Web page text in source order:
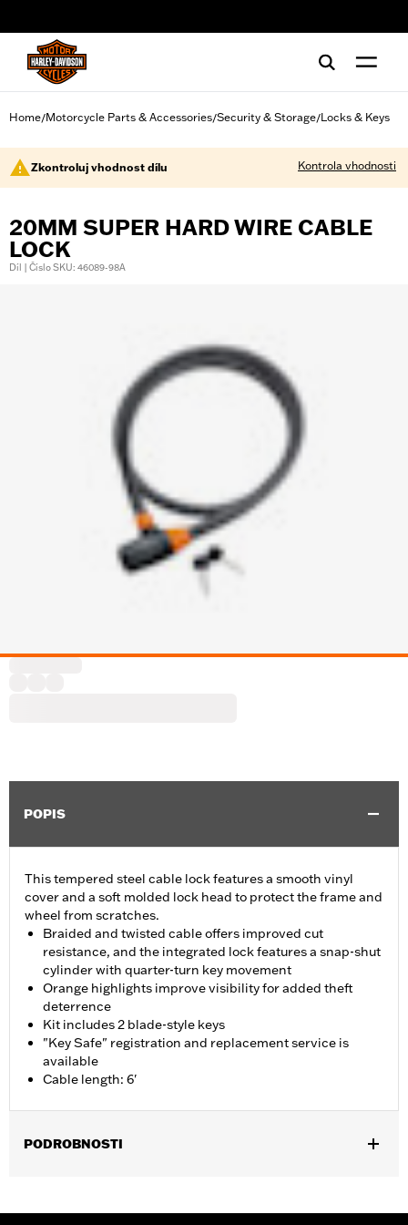
Home/Motorcycle Parts & Accessories/Security & Storage/Locks & Keys
Zkontroluj vhodnost dílu Kontrola vhodnosti
20MM SUPER HARD WIRE CABLE
LOCK
Díl | Číslo SKU: 46089-98A
POPIS
This tempered steel cable lock features a smooth vinyl
cover and a soft molded lock head to protect the frame and
wheel from scratches.
Braided and twisted cable offers improved cut
resistance, and the integrated lock features a snap-shut
cylinder with quarter-turn key movement
Orange highlights improve visibility for added theft
deterrence
Kit includes 2 blade-style keys
"Key Safe" registration and replacement service is
available
Cable length: 6'
PODROBNOSTI